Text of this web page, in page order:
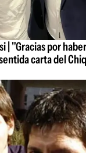
| "Gracias por
carta del